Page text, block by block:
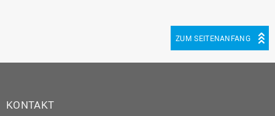
ZUM SEITENANFANG
KONTAKT